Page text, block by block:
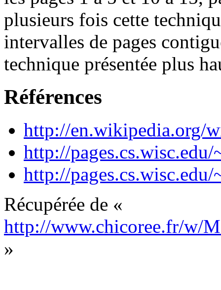
plusieurs fois cette
intervalles de pages
technique présentée plus
Références
http://en.wikipedia.org/
http://pages.cs.wisc.edu/
http://
Récupérée de «
http://www.chicoree.fr/w/
»